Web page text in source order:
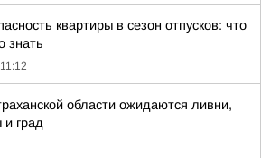
квартиры в сезон отпусков: что
знать
11:12
области ожидаются ливни,
и град